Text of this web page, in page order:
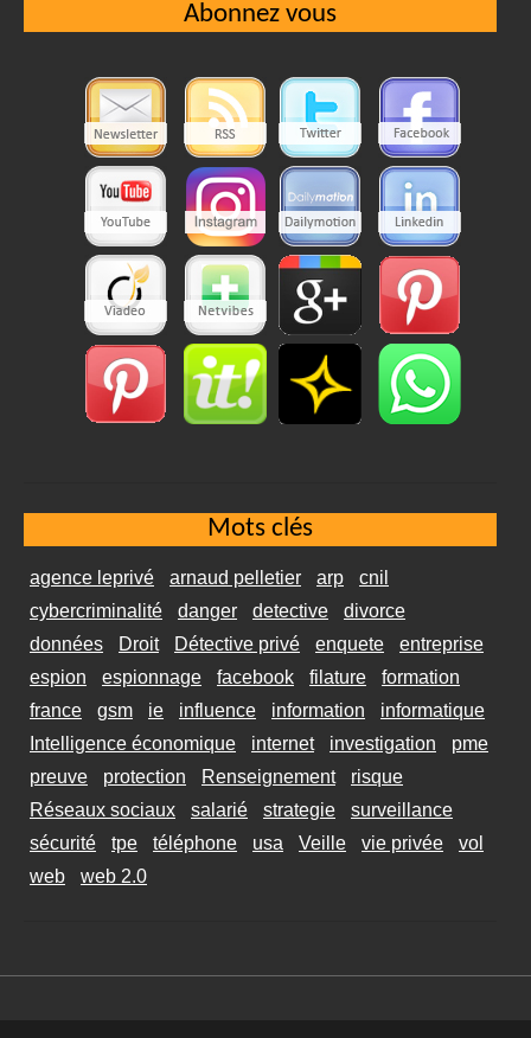
Abonnez vous
Mots clés
agence leprivé arnaud pelletier arp
cnil
cybercriminalité
danger detective
divorce
données
Droit Détective privé enquete
entreprise
espion
espionnage facebook filature
formation
france
gsm ie influence information
informatique
Intelligence économique
internet investigation
pme
preuve
protection Renseignement
risque
Réseaux sociaux
salarié strategie
surveillance
sécurité
tpe téléphone usa Veille vie privée
vol
web
web 2.0